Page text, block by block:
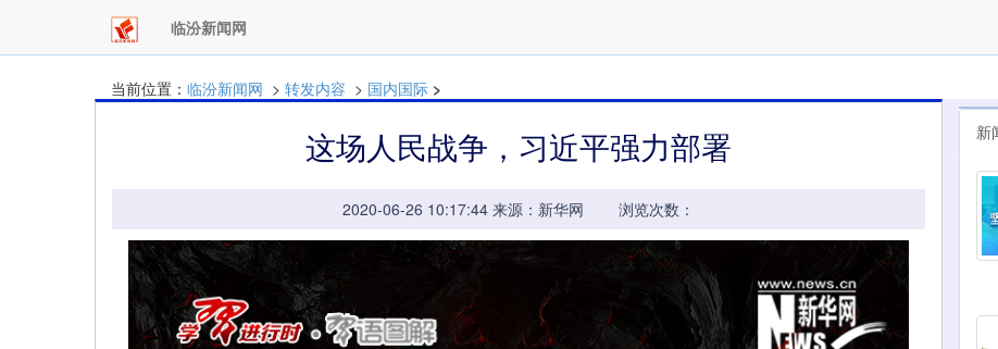
临汾新闻网
当前位置： 临汾新闻网 > 转发内容 > 国内国际 >
这场人民战争，习近平强力部署
2020-06-26 10:17:44 来源：新华网 浏览次数：
新